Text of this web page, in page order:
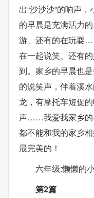
出“沙沙沙”的响声
的早晨是充满活力
游、还有的在玩耍
在一起说笑、还有
到。家乡的早晨也
的说笑声，伴着溪
龙，有摩托车短促
声……我爱我家乡
都不能和我的家乡
最完美的！
六年级:懒懒的
第2篇